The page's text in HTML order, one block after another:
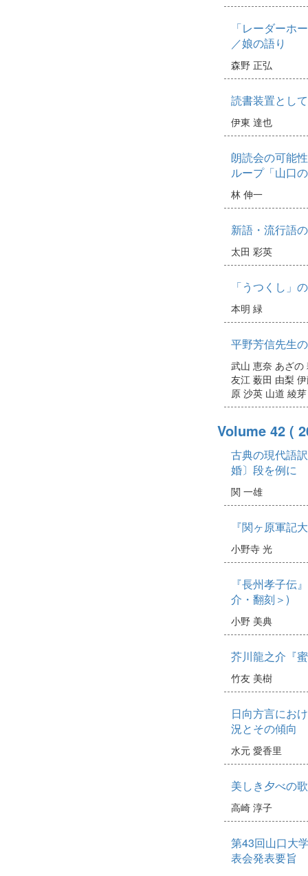
「レーダーホ
／娘の語り
森野 正弘
読書装置とし
伊東 達也
朗読会の可能
ループ「山口
林 伸一
新語・流行語
太田 彩英
「うつくし」
本明 緑
平野芳信先生
武山 恵奈 あざの
友江 薮田 由梨
原 沙英 山道 綾芽
Volume 42 (
古典の現代語
婚〕段を例に
関 一雄
『関ヶ原軍記
小野寺 光
『長州孝子伝
介・翻刻＞)
小野 美典
芥川龍之介『
竹友 美樹
日向方言にお
況とその傾向
水元 愛香里
美しき夕べの
高崎 淳子
第43回山口大
表会発表要旨